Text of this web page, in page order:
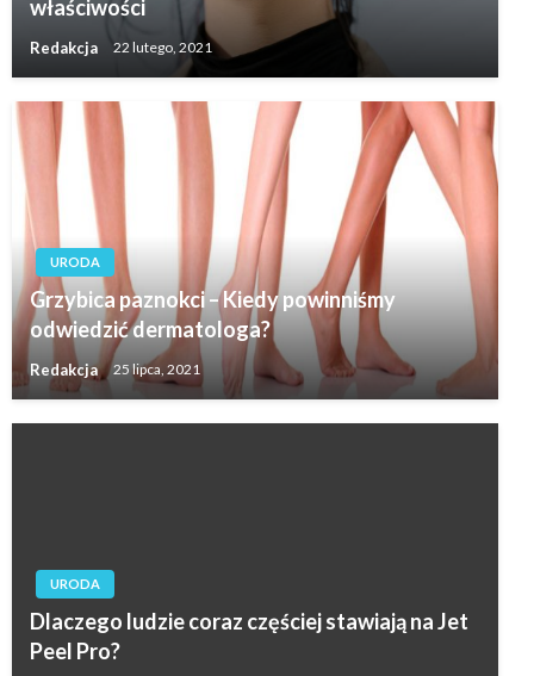
właściwości
Redakcja 22 lutego, 2021
URODA
Grzybica paznokci – Kiedy powinniśmy
odwiedzić dermatologa?
Redakcja 25 lipca, 2021
URODA
Dlaczego ludzie coraz częściej stawiają na Jet
Peel Pro?